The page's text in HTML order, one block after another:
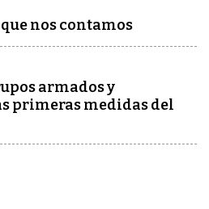
nos contamos
armados y
primeras medidas del